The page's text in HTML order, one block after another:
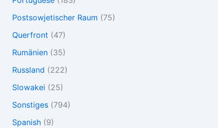
Postsowjetischer Raum (75)
Querfront (47)
Rumänien(35)
Russland (222)
Slowakei (25)
Sonstiges(794)
Spanish(9)